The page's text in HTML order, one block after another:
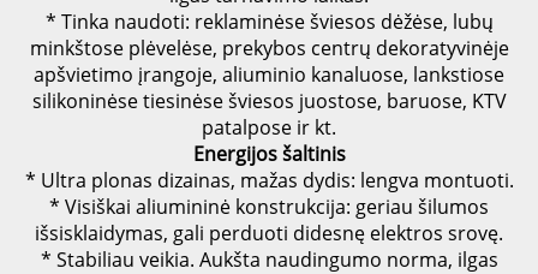
* Tinka naudoti: reklaminėse šviesos dėžėse, lubų
minkštose plėvelėse, prekybos centrų dekoratyvinėje
apšvietimo įrangoje, aliuminio kanaluose, lankstiose
silikoninėse tiesinėse šviesos juostose, baruose, KTV
patalpose ir kt.
Energijos šaltinis
* Ultra plonas dizainas, mažas dydis: lengva montuoti.
* Visiškai aliumininė konstrukcija: geriau šilumos
išsisklaidymas, gali perduoti didesnę elektros srovę.
* Stabiliau veikia. Aukšta naudingumo norma, ilgas